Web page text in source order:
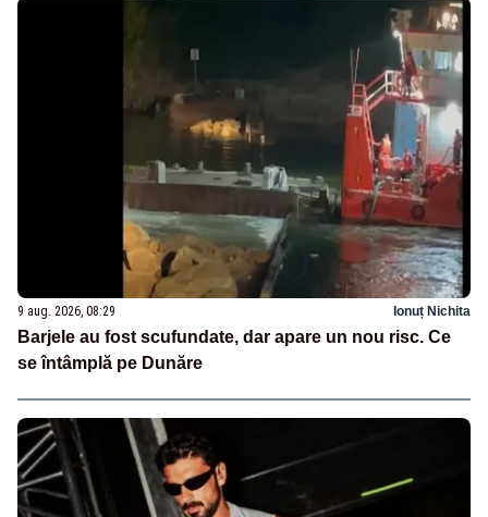
9 aug. 2026, 08:29 Ionuț Nichita
Barjele au fost scufundate, dar apare un nou risc. Ce
se întâmplă pe Dunăre